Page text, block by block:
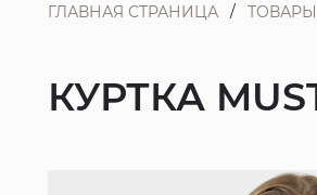
ГЛАВНАЯ СТРАНИЦА ТОВАРЫ
КУРТКА